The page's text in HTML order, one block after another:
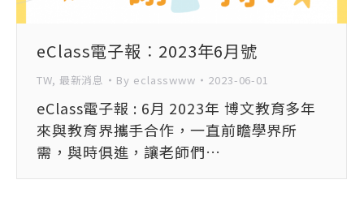
eClass電子報︰2023年6月號
TW, 最新消息 By eclasswww 2023-06-01
eClass電子報 : 6月 2023年 博文教育多年
來與教育界攜手合作，一直前瞻學界所
需，與時俱進，讓老師們…